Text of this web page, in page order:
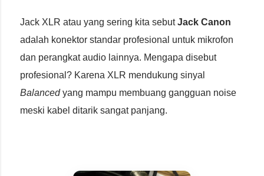
Jack XLR atau yang sering kita sebutJack Canon
adalah konektor standar profesional untuk mikrofon
dan perangkat audio lainnya. Mengapa disebut
profesional? Karena XLR mendukung sinyal
Balancedyang mampu membuang gangguan noise
meski kabel ditarik sangat panjang.